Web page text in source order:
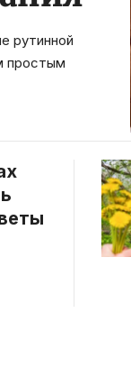
рутинной
простым